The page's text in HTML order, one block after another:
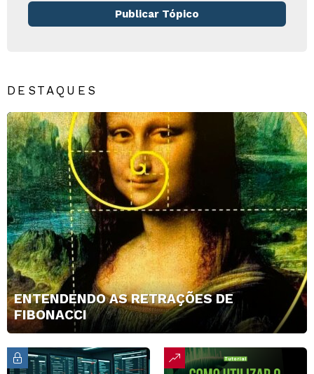
Publicar Tópico
DESTAQUES
ENTENDENDO AS RETRAÇÕES DE
FIBONACCI